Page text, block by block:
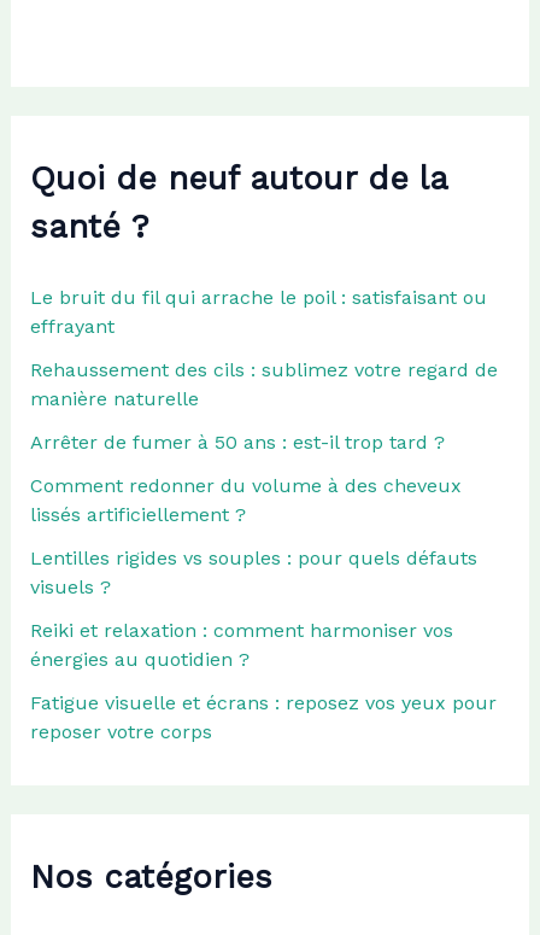
Quoi de neuf autour de la
santé ?
Le bruit du fil qui arrache le poil : satisfaisant ou
effrayant
Rehaussement des cils : sublimez votre regard de
manière naturelle
Arrêter de fumer à 50 ans : est-il trop tard ?
Comment redonner du volume à des cheveux
lissés artificiellement ?
Lentilles rigides vs souples : pour quels défauts
visuels ?
Reiki et relaxation : comment harmoniser vos
énergies au quotidien ?
Fatigue visuelle et écrans : reposez vos yeux pour
reposer votre corps
Nos catégories